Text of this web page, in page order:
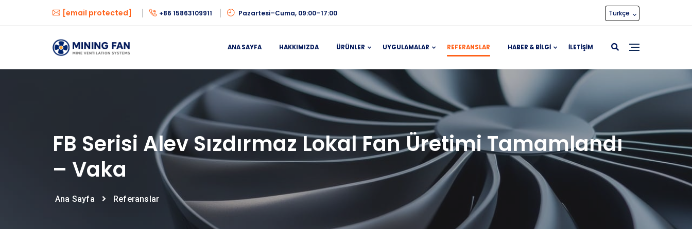
[email protected] +86 15863109911 Pazartesi–Cuma, 09:00–17:00 Türkçe
ANA SAYFA HAKKIMIZDA ÜRÜNLER UYGULAMALAR REFERANSLAR HABER & BILGI İLETIŞIM
FB Serisi Alev Sızdırmaz Lokal Fan Üretimi Tamamlandı
– Vaka
Ana Sayfa Referanslar